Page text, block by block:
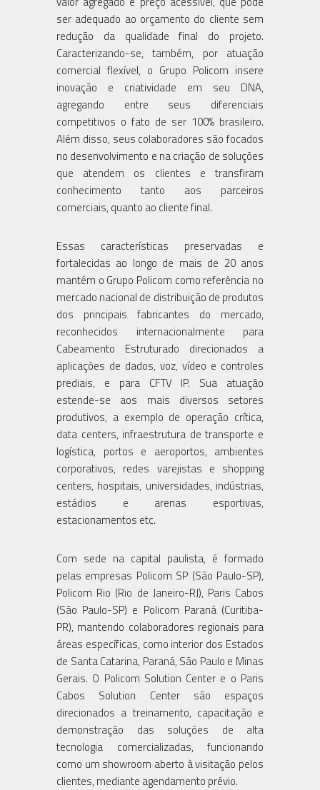
ser adequado ao orçamento do cliente sem
redução da qualidade final do projeto.
Caracterizando-se, também, por atuação
comercial flexível, o Grupo Policom insere
inovação e criatividade em seu DNA,
agregando entre seus diferenciais
competitivos o fato de ser 100% brasileiro.
Além disso, seus colaboradores são focados
no desenvolvimento e na criação de soluções
que atendem os clientes e transfiram
conhecimento tanto aos parceiros
comerciais, quanto ao cliente final.
Essas características preservadas e
fortalecidas ao longo de mais de 20 anos
mantém o Grupo Policom como referência no
mercado nacional de distribuição de produtos
dos principais fabricantes do mercado,
reconhecidos internacionalmente para
Cabeamento Estruturado direcionados a
aplicações de dados, voz, vídeo e controles
prediais, e para CFTV IP. Sua atuação
estende-se aos mais diversos setores
produtivos, a exemplo de operação crítica,
data centers, infraestrutura de transporte e
logística, portos e aeroportos, ambientes
corporativos, redes varejistas e shopping
centers, hospitais, universidades, indústrias,
estádios e arenas esportivas,
estacionamentos etc.
Com sede na capital paulista, é formado
pelas empresas Policom SP (São Paulo-SP),
Policom Rio (Rio de Janeiro-RJ), Paris Cabos
(São Paulo-SP) e Policom Paraná (Curitiba-
PR), mantendo colaboradores regionais para
áreas específicas, como interior dos Estados
de Santa Catarina, Paraná, São Paulo e Minas
Gerais. O Policom Solution Center e o Paris
Cabos Solution Center são espaços
direcionados a treinamento, capacitação e
demonstração das soluções de alta
tecnologia comercializadas, funcionando
como um showroom aberto à visitação pelos
clientes, mediante agendamento prévio.